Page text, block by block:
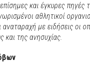
και έγκυρες πηγές
αθλητικοί
με ειδήσεις οι
και της ανησυχίας.